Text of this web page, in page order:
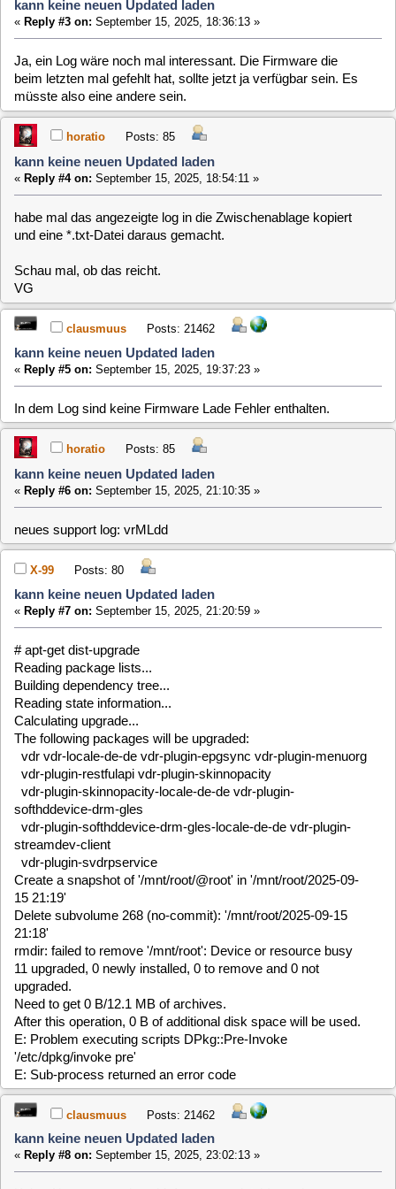
E: Failed to fetch https://mld6.minidvblinux.de/nightbuild/deb/core2-64/./
E: Failed to fetch https://mld6.minidvblinux.de/nightbuild/deb/core2-
E: Failed to fetch https://mld6.minidvblinux.de/nightbuild/deb/core2-64/
E: Failed to fetch https://mld6.minidvblinux.de/nightbuild/deb/core2-64/
E: Unable to fetch some archives, maybe run apt-get update or try with
# apt-get update
W: No Hash entry in Release file /var/lib/apt/lists/partial/
W: Invalid 'Date' entry in Release file /var/lib/apt/lists/partial/
Schau mal, ob das reicht.
VG
clausmuus Posts: 21462
kann keine neuen Updated laden
«Reply #5 on:September 15, 2025, 19:37:23 »
In dem Log sind keine Firmware Lade Fehler enthalten.
horatio Posts: 85
kann keine neuen Updated laden
« Reply #6 on:September 15, 2025, 21:10:35 »
neues support log: vrMLdd
X-99 Posts: 80
kann keine neuen Updated laden
«Reply #7 on:September 15, 2025, 21:20:59 »
Reading package lists...
Building dependency tree...
Reading state information...
Calculating upgrade...
The following packages will be upgraded:
vdr vdr-locale-de-de vdr-plugin-epgsync vdr-plugin-menuorg
vdr-plugin-restfulapi vdr-plugin-skinnopacity
vdr-plugin-skinnopacity-locale-de-de vdr-plugin-
softhddevice-drm-gles
vdr-plugin-softhddevice-drm-gles-locale-de-de vdr-plugin-
streamdev-client
Create a snapshot of '/mnt/root/@root' in '/mnt/root/2025-09-
15 21:19'
Delete subvolume 268 (no-commit): '/mnt/root/2025-09-15
rmdir: failed to remove '/mnt/root': Device or resource busy
11 upgraded, 0 newly installed, 0 to remove and 0 not
After this operation, 0 B of additional disk space will be used.
E: Problem executing scripts DPkg::Pre-Invoke
'/etc/dpkg/invoke pre'
E: Sub-process returned an error code
clausmuus
kann keine neuen Updated laden
Reply #8 on:September 15, 2025, 23:02:13 »
Keine Ahnung was da schief gegangen ist. Versuche es
einfach nach eine Reboot noch einmal. Dann sollte vor dem
Upgrade der Ordner /mnt/root nicht existieren oder zumindest
leer sein.
horatio Posts: 85
kann keine neuen Updated laden
«Reply #9 on: September 17, 2025, 21:33:17 »
X-99 schreibt? Verstehe es nicht.
Ich habe zumindest nichts in /mnt/root, also überhaupt kein
Verzeichnis "root".
Sollte ich mir wegen der fehlenden Firmware noch Gedanken
machen, oder einfach ignorieren?
VG
clausmuus Posts: 21462
kann keine neuen Updated laden
Im log ist nur noch ein Hinweis auf einen fehlenden Bluetooth
Firmware Patch zu finden. Das dürfte aber nicht relevant